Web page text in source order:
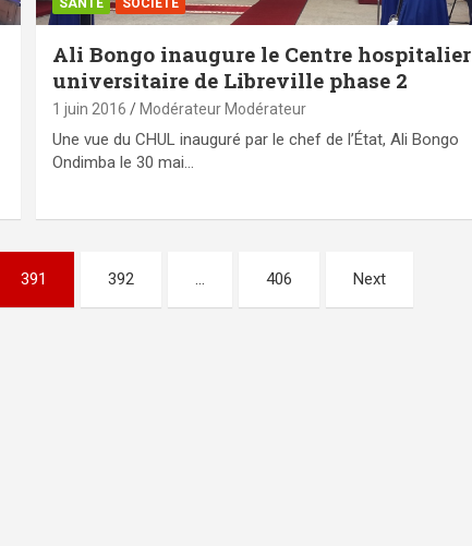
SANTÉ SOCIÉTÉ
Ali Bongo inaugure le Centre hospitalier
universitaire de Libreville phase 2
1 juin 2016 Modérateur Modérateur
Une vue du CHUL inauguré par le chef de l’État, Ali Bongo
Ondimba le 30 mai…
391 392 … 406 Next